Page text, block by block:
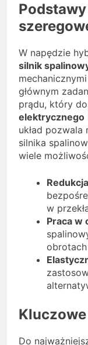
W napędzie
silnik
głównym
prądu, który
elektrycznego
układ pozwala
silnika
wiele
w
Praca w
Do